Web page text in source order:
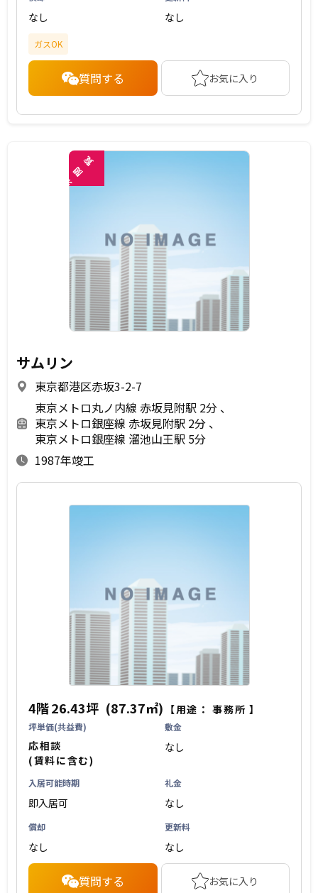
なし なし
ガスOK
質問する お気に入り
未
閲
覧
サムリン
東京都港区赤坂3-2-7
東京メトロ丸ノ内線 赤坂見附駅 2分
東京メトロ銀座線 赤坂見附駅 2分
東京メトロ銀座線 溜池山王駅 5分
1987年竣工
4階26.43坪 (87.37㎡) 【用途：事務所 】
坪単価(共益費)
応相談
(賃料に含む)
敷金
なし
入居可能時期
即入居可
礼金
なし
償却
なし
更新料
なし
質問する お気に入り